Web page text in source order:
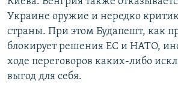
Украине оружие и нередко
страны. При этом Будапешт, как
блокирует решения ЕС и НАТО,
ходе переговоров каких-либо
выгод для себя.